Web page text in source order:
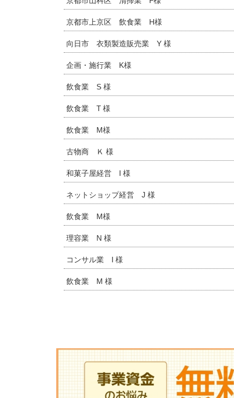
京都市上京区 飲食業 H様
向日市 衣類製造販売業 Y 様
企画・施行業 K様
飲食業 S 様
飲食業 T 様
飲食業 M様
古物商 Ｋ 様
和菓子屋経営 I 様
ネットショップ経営 J 様
飲食業 M様
理容業 N 様
コンサル業 I 様
飲食業 M 様